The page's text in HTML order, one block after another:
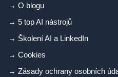
→ O blogu
→ 5 top AI nástrojů
→ Školení AI a LinkedIn
→ Cookies
→ Zásady ochrany osobních